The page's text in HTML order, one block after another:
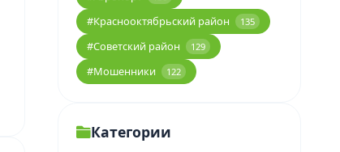
#Краснооктябрьский район 135
#Советский район 129
#Мошенники 122
Категории